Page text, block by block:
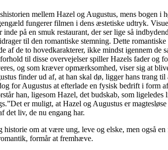
mellem Hazel og Augustus, mens bogen i
fungerer filmen i dens æstetiske udtryk.
på en smuk restaurant, der ser lige så
til den romantiske stemning. Dette
af de to hovedkarakterer, ikke mindst igennem
til disse overvejelser spiller Hazels fader
og som kræver opmærksomhed, viser sig at
finder ud af, at han skal dø, ligger hans trang
for Augustus at efterlade en fysisk bedrift i form
han, ligesom Hazel, det budskab, som
er muligt, at Hazel og Augustus er
det liv, de nu engang har.
historie om at være ung, leve og elske, men også
formår at fremhæve.